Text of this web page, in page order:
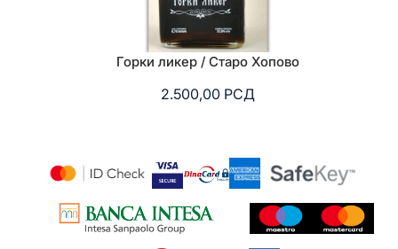
Горки ликер / Старо Хопово
2.500,00 РСД